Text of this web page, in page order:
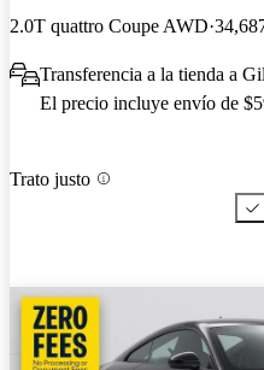
2.0T quattro Coupe AWD
Transferencia a la tienda a
El precio incluye envío de
Trato justo